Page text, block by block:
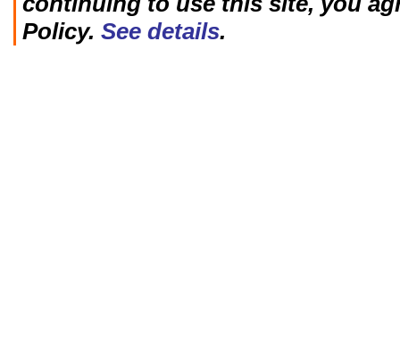
Policy. See details.